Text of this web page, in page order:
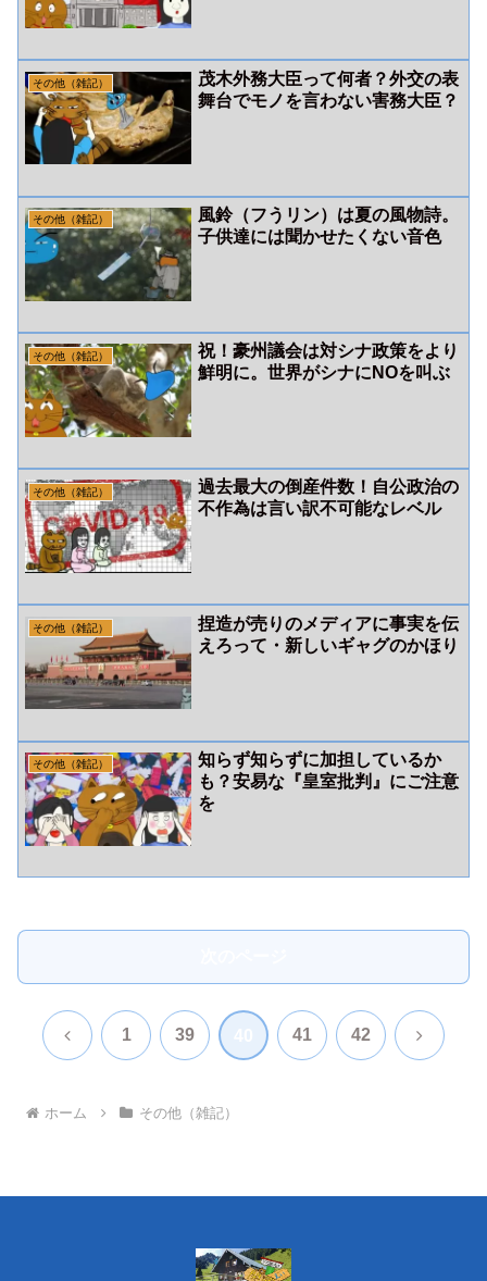
その他（雑記）
茂木外務大臣って何者？外交の表
舞台でモノを言わない害務大臣？
その他（雑記）
風鈴（フうリン）は夏の風物詩。
子供達には聞かせたくない音色
その他（雑記）
祝！豪州議会は対シナ政策をより
鮮明に。世界がシナにNOを叫ぶ
その他（雑記）
過去最大の倒産件数！自公政治の
不作為は言い訳不可能なレベル
その他（雑記）
捏造が売りのメディアに事実を伝
えろって・新しいギャグのかほり
その他（雑記）
知らず知らずに加担しているか
も？安易な『皇室批判』にご注意
を
前 1 39 41 42 次
ホーム その他（雑記）